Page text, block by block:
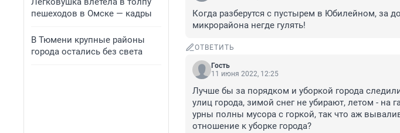
пешеходов в Омске — кадры
В Тюмени крупные районы
города остались без света
Когда разберутся с пустырем в Юбилейном, за
микрорайона негде гулять!
ОТВЕТИТЬ
Гость
11 июня 2022, 12:25
Лучше бы за порядком и уборкой города
улиц города, зимой снег не убирают, летом - на
урны полны мусора с горкой, так что аж
отношение к уборке города?